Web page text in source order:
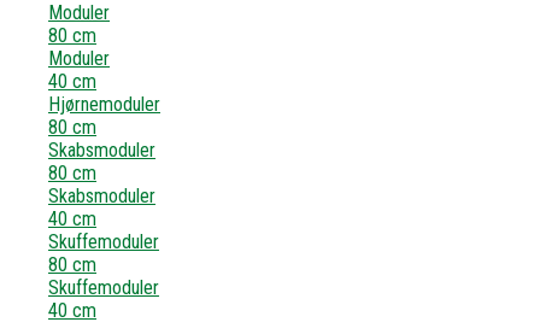
Moduler
80 cm
Moduler
40 cm
Hjørnemoduler
80 cm
Skabsmoduler
80 cm
Skabsmoduler
40 cm
Skuffemoduler
80 cm
Skuffemoduler
40 cm